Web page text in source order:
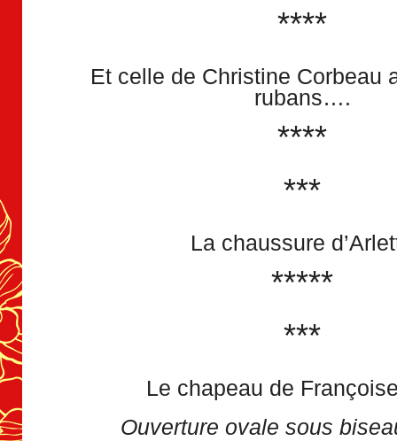
****
Et celle de Christine Corbeau
rubans….
****
***
La chaussure
*****
***
Le chapeau de
Ouverture ovale sous